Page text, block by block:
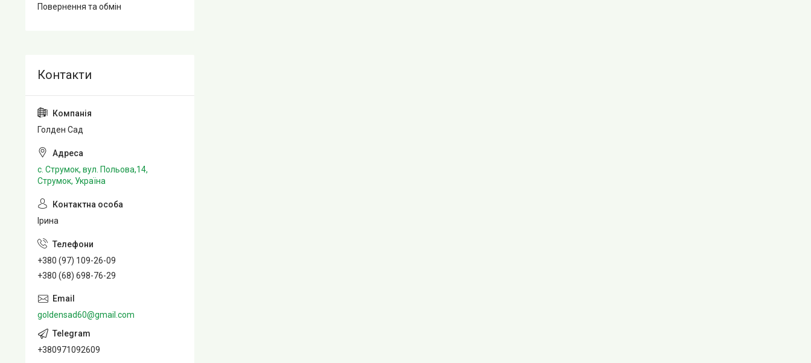
Повернення та обмін
Голден Сад
с. Струмок, вул. Польова,14,
Струмок, Україна
Ірина
+380 (97) 109-26-09
+380 (68) 698-76-29
goldensad60@gmail.com
+380971092609